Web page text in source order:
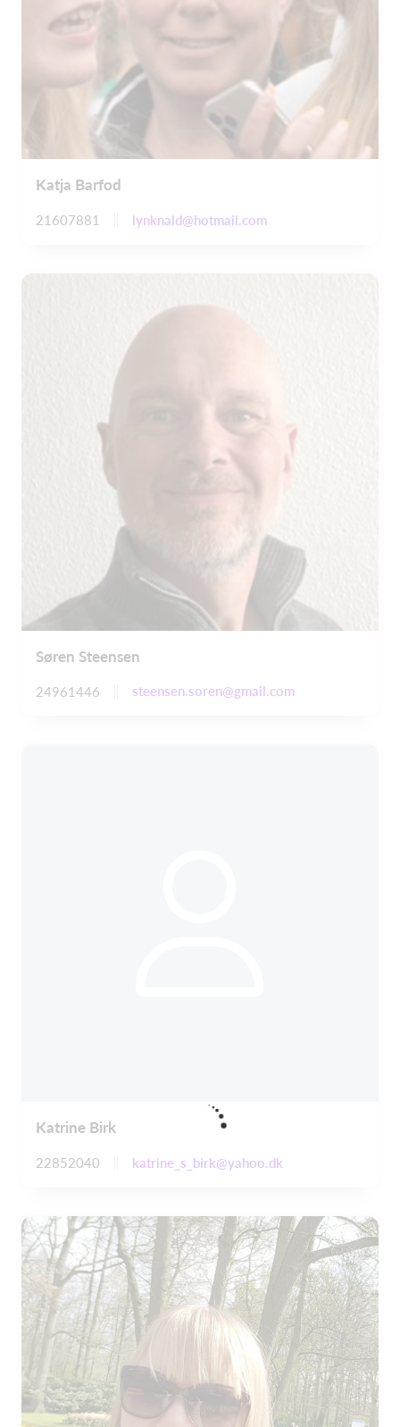
Katja Barfod
21607881 lynknald@hotmail.com
Søren Steensen
24961446 steensen.soren@gmail.com
Katrine Birk
22852040 katrine_s_birk@yahoo.dk